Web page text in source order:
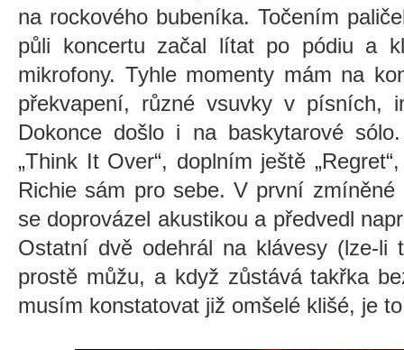
na rockového bubeníka. Točením
půli koncertu začal lítat po pódiu a
mikrofony. Tyhle momenty mám na
překvapení, různé vsuvky v písních,
Dokonce došlo i na baskytarové
„Think It Over“, doplním ještě
Richie sám pro sebe. V první
se doprovázel akustikou a předvedl
Ostatní dvě odehrál na klávesy (lze-
prostě můžu, a když zůstává takřka
musím konstatovat již omšelé klišé, je